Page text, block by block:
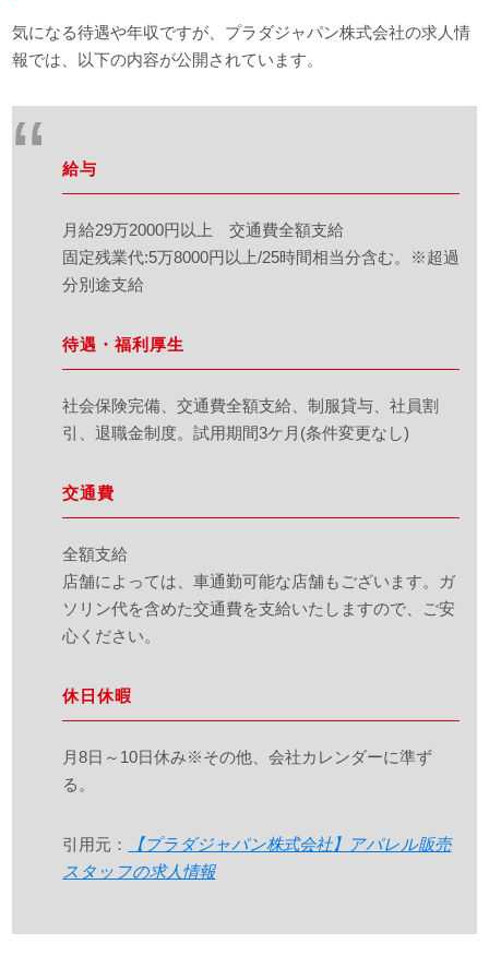
気になる待遇や年収ですが、プラダジャパン株式会社の求人情
報では、以下の内容が公開されています。
給与
月給29万2000円以上 交通費全額支給
固定残業代:5万8000円以上/25時間相当分含む。※超過
分別途支給
待遇・福利厚生
社会保険完備、交通費全額支給、制服貸与、社員割
引、退職金制度。試用期間3ケ月(条件変更なし)
交通費
全額支給
店舗によっては、車通勤可能な店舗もございます。ガ
ソリン代を含めた交通費を支給いたしますので、ご安
心ください。
休日休暇
月8日～10日休み※その他、会社カレンダーに準ず
る。
引用元：
【プラダジャパン株式会社】アパレル販売
スタッフの求人情報